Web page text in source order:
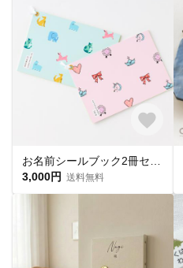
3,000円 送料無料